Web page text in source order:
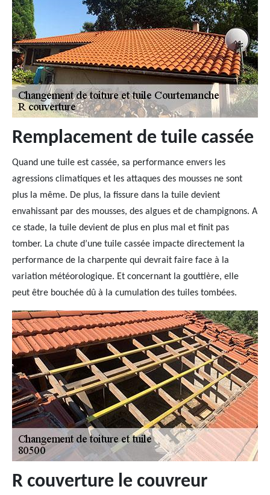
Remplacement de tuile cassée
Quand une tuile est cassée, sa performance envers les
agressions climatiques et les attaques des mousses ne sont
plus la même. De plus, la fissure dans la tuile devient
envahissant par des mousses, des algues et de champignons. A
ce stade, la tuile devient de plus en plus mal et finit pas
tomber. La chute d’une tuile cassée impacte directement la
performance de la charpente qui devrait faire face à la
variation météorologique. Et concernant la gouttière, elle
peut être bouchée dû à la cumulation des tuiles tombées.
R couverture le couvreur